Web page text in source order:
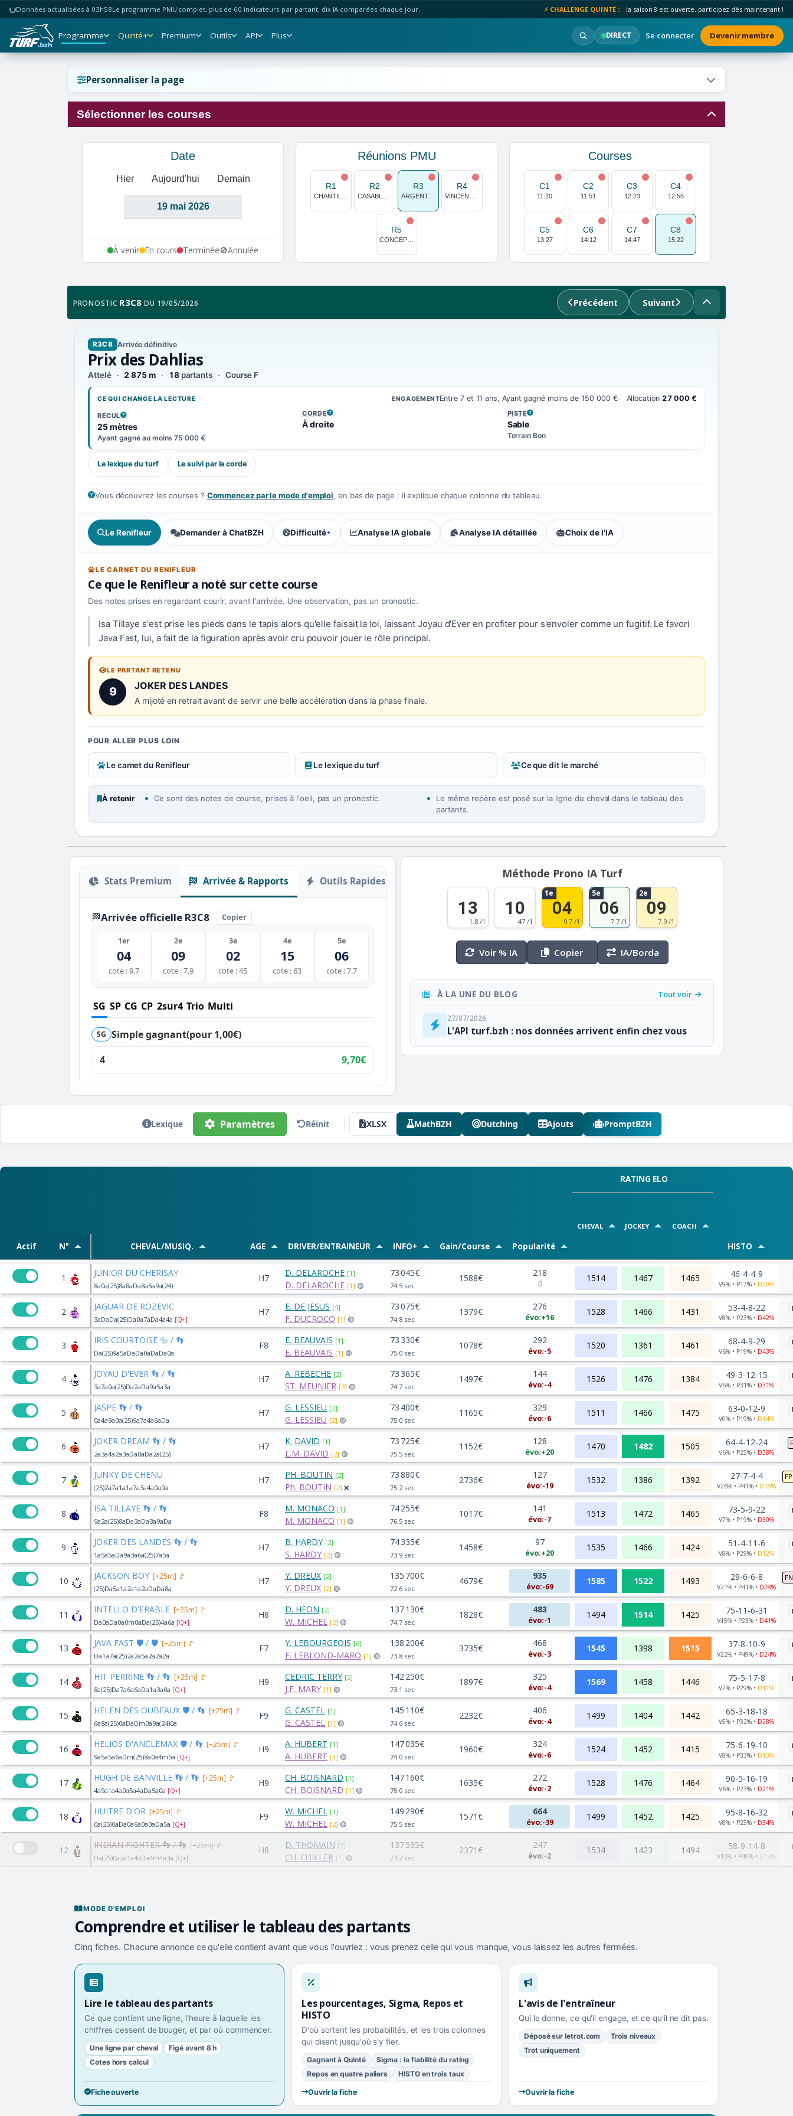
Données actualisées à 03h58Le programme PMU complet, plus de 60 indicateurs par partant, dix IA comparées chaque jour. ⚡ CHALLENGE QUINTÉ : la saison 8 est ouverte, participez dès maintenant !
Programme Quinté+ Premium Outils API Plus DIRECT Se connecter Devenir membre
Personnaliser la page
Sélectionner les courses
Date
Hier Aujourd'hui Demain
À venir En cours Terminée🚫Annulée
Réunions PMU
R1 R2 R3
ARGENTAN
R4
R5
Courses
C1
11:20
C2
11:51
C3
12:23
C4
12:55
C5
13:27
C6
14:12
C7
14:47
C8
15:22
PRONOSTIC R3C8 DU 19/05/2026 Précédent Suivant
R3C8 Arrivée définitive
Prix des Dahlias
Attelé 2 875 m 18partants Course F
CE QUI CHANGE LA LECTURE ENGAGEMENTEntre 7 et 11 ans, Ayant gagné moins de 150 000 € Allocation 27 000 €
RECUL
, VOIR LA DÉFINITION
25 mètres
Ayant gagné au moins 75 000 €
CORDE
, VOIR LA DÉFINITION
À droite
PISTE
, VOIR LA DÉFINITION
Sable
Terrain Bon
Le lexique du turf Le suivi par la corde
Vous découvrez les courses ? Commencez par le mode d'emploi, en bas de page : il explique chaque colonne du tableau.
Le Renifleur Demander à ChatBZH Difficulté
, tendance des parieurs : Accessible
Analyse IA globale Analyse IA détaillée Choix de l'IA
LE CARNET DU RENIFLEUR
Ce que le Renifleur a noté sur cette course
Des notes prises en regardant courir, avant l'arrivée. Une observation, pas un pronostic.
Isa Tillaye s'est prise les pieds dans le tapis alors qu'elle faisait la loi, laissant Joyau d'Ever en profiter pour s'envoler comme un fugitif. Le favori
Java Fast, lui, a fait de la figuration après avoir cru pouvoir jouer le rôle principal.
LE PARTANT RETENU
9 Numéro 9 :
JOKER DES LANDES
A mijoté en retrait avant de servir une belle accélération dans la phase finale.
POUR ALLER PLUS LOIN
Le carnet du Renifleur Le lexique du turf Ce que dit le marché
À retenir Ce sont des notes de course, prises à l'oeil, pas un pronostic.
Le même repère est posé sur la ligne du cheval dans le tableau des
partants.
Stats Premium Arrivée & Rapports Outils Rapides
🏁Arrivée officielle R3C8 Copier
1er
04
cote : 9.7
2e
09
cote : 7.9
3e
02
cote : 45
4e
15
cote : 63
5e
06
cote : 7.7
SG SP CG CP 2sur4 Trio Multi
SG Simple gagnant(pour 1,00€)
4
9,70€
Méthode Prono IA Turf
13
1.8 /1
10
47 /1
1e
04
9.7 /1
5e
06
7.7 /1
2e
09
7.9 /1
Voir % IA Copier IA/Borda
À LA UNE DU BLOG Tout voir
27/07/2026
L'API turf.bzh : nos données arrivent enfin chez vous
Lexique Paramètres Réinit XLSX MathBZH Dutching Ajouts PromptBZH
Actif N° CHEVAL/MUSIQ. AGE DRIVER/ENTRAINEUR INFO+ Gain/Course Popularité
RATING ELO
CHEVAL JOCKEY COACH
HISTO
1 JUNIOR DU CHERISAY
8a0a(25)8a8aDa8a5a9a(24)
H7 D. DELAROCHE [1]
D. DELAROCHE [1] 🟡
73 045€
74.5 sec
1588€ 218
0
1514 1467 1465 46-4-4-9
V9% • P17% • D20%
2 JAGUAR DE ROZEVIC
3aDaDa(25)Da0a7aDa4a4a [Q+]
H7 E. DE JESUS [4]
F. DUCROCQ [1] 🟡
73 075€
74.8 sec
1379€ 276
évo:+16
1528 1466 1431 53-4-8-22
V8% • P23% • D42%
3 IRIS COURTOISE 🔩 / 👣
Da(25)9a5aDaDa0aDaDa0a
F8 E. BEAUVAIS [1]
E. BEAUVAIS [1] 🟡
73 330€
75.0 sec
1078€ 292
évo:-5
1520 1361 1461 68-4-9-29
V6% • P19% • D43%
4 JOYAU D'EVER 👣 / 👣
3a7a0a(25)Da2aDa9a5a3a
H7 A. REBECHE [2]
ST. MEUNIER [3] 🟡
73 365€
74.7 sec
1497€ 144
évo:-4
1526 1476 1384 49-3-12-15
V6% • P31% • D31%
5 JASPE 👣 / 👣
0a4a9a0a(25)9a7a4a6aDa
H7 G. LESSIEU [2]
G. LESSIEU [2] 🟡
73 400€
75.0 sec
1165€ 329
évo:-6
1511 1466 1475 63-0-12-9
V0% • P19% • D14%
6 JOKER DREAM 👣 / 👣
2a3a4a2a3aDa8aDa2a(25)
H7 K. DAVID [1]
L.M. DAVID [2] 🟡
73 725€
75.5 sec
1152€ 128
évo:+20
1470 1482 1505 64-4-12-24
V6% • P25% • D38%
7 JUNKY DE CHENU
(25)2a7a1a1a7a3a4a0a0a
H7 PH. BOUTIN [2]
Ph. BOUTIN [2] ❌
73 880€
75.2 sec
2736€ 127
évo:-19
1532 1386 1392 27-7-4-4
V26% • P41% • D15%
FP
8 ISA TILLAYE 👣 / 👣
9a2a(25)8aDa3aDa3a9aDa
F8 M. MONACO [1]
M. MONACO [1] 🟡
74 255€
76.5 sec
1017€ 141
évo:-7
1513 1472 1465 73-5-9-22
V7% • P19% • D30%
9 JOKER DES LANDES 👣 / 👣
1a5a5aDa9a3a6a(25)7a5a
H7 B. HARDY [2]
S. HARDY [2] 🟡
74 335€
73.9 sec
1458€ 97
évo:+20
1535 1466 1424 51-4-11-6
V8% • P29% • D12%
10 JACKSON BOY [+25m] 🚩
(25)Da5a1a2a1a2aDaDa8a
H7 Y. DREUX [2]
Y. DREUX [2] 🟡
135 700€
72.6 sec
4679€ 935
évo:-69
1585 1522 1493 29-6-6-8
V21% • P41% • D28%
FN
11 INTELLO D'ERABLE [+25m] 🚩
Da0aDa0a0m0aDa(25)4a6a [Q+]
H8 D. HEON [2]
W. MICHEL [2] 🟡
137 130€
74.7 sec
1828€ 483
évo:-1
1494 1514 1425 75-11-6-31
V15% • P23% • D41%
13 JAVA FAST 🛡️ / 🛡️ [+25m] 🚩
Da1a7a(25)2a2a5a2a2a2a
F7 Y. LEBOURGEOIS [6]
F. LEBLOND-MARO [1] 🟡
138 200€
73.8 sec
3735€ 468
évo:-3
1545 1398 1515 37-8-10-9
V22% • P49% • D24%
14 HIT PERRINE 👣 / 👣 [+25m] 🚩
8a(25)Da7a6a6aDa1a3a0a [Q+]
H9 CEDRIC TERRY [5]
J.F. MARY [1] 🟡
142 250€
73.1 sec
1897€ 325
évo:-4
1569 1458 1446 75-5-17-8
V7% • P29% • D11%
15 HELEN DES OUBEAUX 🛡️ / 👣 [+25m] 🚩
6a8a(25)0aDaDm0a9a(24)0a
F9 G. CASTEL [1]
G. CASTEL [1] 🟡
145 110€
74.6 sec
2232€ 406
évo:-4
1499 1404 1442 65-3-18-18
V5% • P32% • D28%
16 HELIOS D'ANCLEMAX 🛡️ / 👣 [+25m] 🚩
9a5a5a6aDm(25)8a0a4m5a [Q+]
H9 A. HUBERT [1]
A. HUBERT [1] 🟡
147 035€
74.0 sec
1960€ 324
évo:-6
1524 1452 1415 75-6-19-10
V8% • P33% • D13%
17 HUGH DE BANVILLE 👣 / 👣 [+25m] 🚩
4a9a1a4a0a5a4aDa5a0a [Q+]
H9 CH. BOISNARD [1]
CH. BOISNARD [1] 🟡
147 160€
75.0 sec
1635€ 272
évo:-2
1528 1476 1464 90-5-16-19
V6% • P23% • D21%
18 HUITRE D'OR [+25m] 🚩
0a(25)0aDa0a6a0a0aDa5a [Q+]
F9 W. MICHEL [1]
W. MICHEL [2] 🟡
149 290€
75.5 sec
1571€ 664
évo:-39
1499 1452 1425 95-8-16-32
V8% • P25% • D34%
12 INDIAN FIGHTER 👣 / 👣 [+25m] 🚩
Da(25)0a2a1a4aDa4m4a3a [Q+]
H8 D. THOMAIN [7]
CH. CUILLER [1] 🟡
137 535€
73.2 sec
2371€ 247
évo:-2
1534 1423 1494 58-9-14-8
V16% • P40% • D14%
MODE D'EMPLOI
Comprendre et utiliser le tableau des partants
Cinq fiches. Chacune annonce ce qu'elle contient avant que vous l'ouvriez : vous prenez celle qui vous manque, vous laissez les autres fermées.
Lire le tableau des partants
Ce que contient une ligne, l'heure à laquelle les
chiffres cessent de bouger, et par où commencer.
Une ligne par cheval
Figé avant 8 h
Cotes hors calcul
Fiche ouverte
Les pourcentages, Sigma, Repos et
HISTO
D'où sortent les probabilités, et les trois colonnes
qui disent jusqu'où s'y fier.
Gagnant à Quinté
Sigma : la fiabilité du rating
Repos en quatre paliers
HISTO en trois taux
Ouvrir la fiche
L'avis de l'entraîneur
Qui le donne, ce qu'il engage, et ce qu'il ne dit pas.
Déposé sur letrot.com
Trois niveaux
Trot uniquement
Ouvrir la fiche
Réinitialiser l'affichage ?
Annuler